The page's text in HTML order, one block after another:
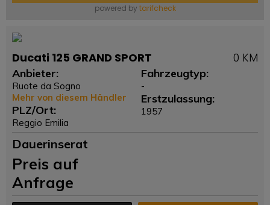
powered by tarifcheck
Ducati 125 GRAND SPORT 0 KM
Anbieter:
Ruote da Sogno
Mehr von diesem Händler
PLZ/Ort:
Reggio Emilia
Fahrzeugtyp:
-
Erstzulassung:
1957
Dauerinserat
Preis auf
Anfrage